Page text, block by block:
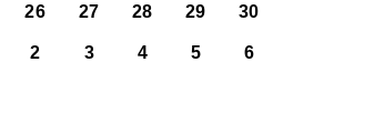
26 27 28 29 30
2 3 4 5 6